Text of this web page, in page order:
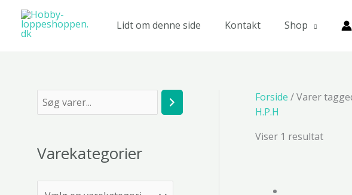
indholdet
Lidt om denne side Kontakt Shop
ø
Varekategorier
Forside / Varer
H.P.H
Viser 1 resultat